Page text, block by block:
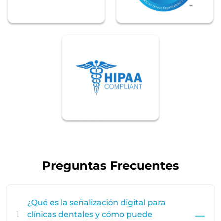
Preguntas Frecuentes
1
¿Qué es la señalización digital para
clínicas dentales y cómo puede